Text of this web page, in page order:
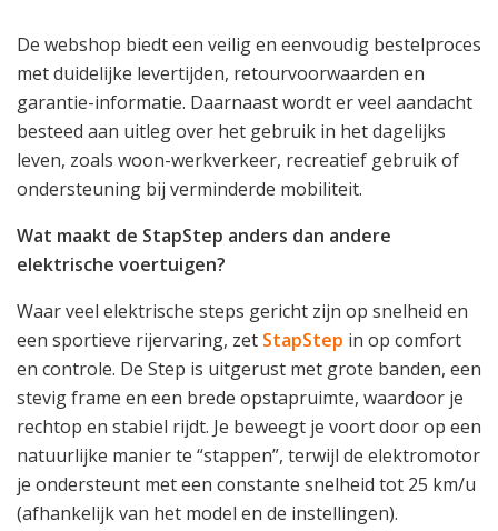
De webshop biedt een veilig en eenvoudig bestelproces
met duidelijke levertijden, retourvoorwaarden en
garantie-informatie. Daarnaast wordt er veel aandacht
besteed aan uitleg over het gebruik in het dagelijks
leven, zoals woon-werkverkeer, recreatief gebruik of
ondersteuning bij verminderde mobiliteit.
Wat maakt de StapStep anders dan andere
elektrische voertuigen?
Waar veel elektrische steps gericht zijn op snelheid en
een sportieve rijervaring, zet StapStep in op comfort
en controle. De Step is uitgerust met grote banden, een
stevig frame en een brede opstapruimte, waardoor je
rechtop en stabiel rijdt. Je beweegt je voort door op een
natuurlijke manier te “stappen”, terwijl de elektromotor
je ondersteunt met een constante snelheid tot 25 km/u
(afhankelijk van het model en de instellingen).